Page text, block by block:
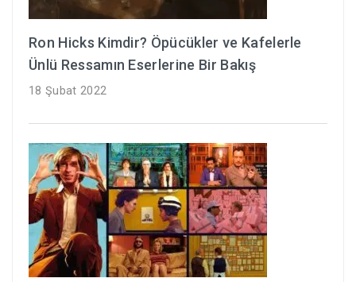
Ron Hicks Kimdir? Öpücükler ve Kafelerle
Ünlü Ressamın Eserlerine Bir Bakış
18 Şubat 2022